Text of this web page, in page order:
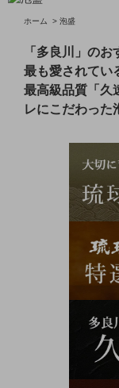
ホーム > 泡盛
「多良川」の
最も愛されてい
最高級品質「久
レにこだわった